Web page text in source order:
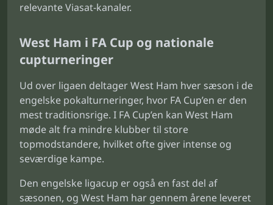
relevante Viasat-kanaler.
West Ham i FA Cup og nationale
cupturneringer
Ud over ligaen deltager West Ham hver sæson i de
engelske pokalturneringer, hvor FA Cup’en er den
mest traditionsrige. I FA Cup’en kan West Ham
møde alt fra mindre klubber til store
topmodstandere, hvilket ofte giver intense og
seværdige kampe.
Den engelske ligacup er også en fast del af
sæsonen, og West Ham har gennem årene leveret